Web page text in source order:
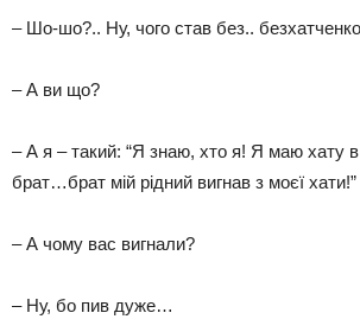
– Шо-шо?.. Ну, чого став без..
– А ви що?
– А я – такий: “Я знаю, хто я! Я маю хату
брат…брат мій рідний вигнав з моєї
– А чому вас вигнали?
– Ну, бо пив дуже…